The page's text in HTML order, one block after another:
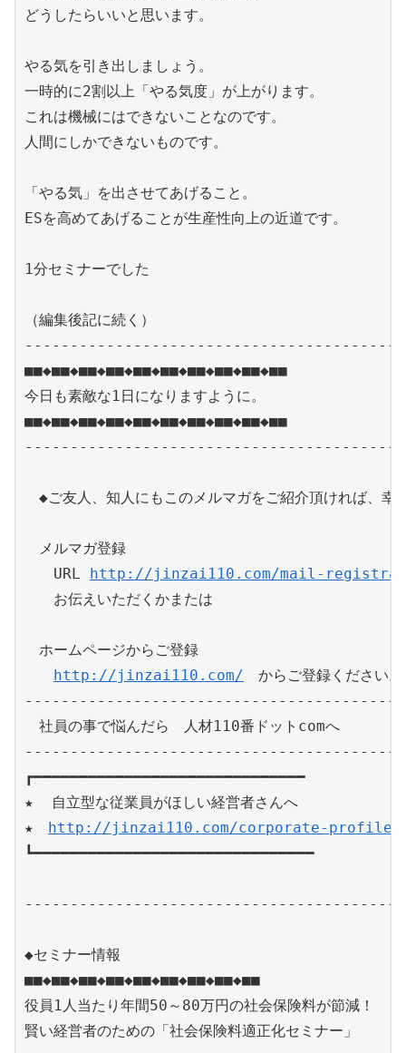
どうしたらいいと思います。
やる気を引き出しましょう。
一時的に2割以上「やる気度」が上がります。
これは機械にはできないことなのです。
人間にしかできないものです。
「やる気」を出させてあげること。
ESを高めてあげることが生産性向上の近道です。
1分セミナーでした
（編集後記に続く）
■■◆■■◆■■◆■■◆■■◆■■◆■■◆■■◆■■◆■■
今日も素敵な1日になりますように。
■■◆■■◆■■◆■■◆■■◆■■◆■■◆■■◆■■◆■■
◆ご友人、知人にもこのメルマガをご紹介頂ければ、幸
メルマガ登録
URL
http://jinzai110.com/mail-
お伝えいただくかまたは
ホームページからご登録
http://jinzai110.com/ からご登録ください。
社員の事で悩んだら　人材110番ドット
┏━━━━━━━━━━━━━━━━━━━━━━━━━━━━━━
★  自立型な従業員がほしい経営者さんへ
★
http://jinzai110.com/corporate-profile
┗━━━━━━━━━━━━━━━━━━━━━━━━━━━━━━━
◆セミナー情報
■■◆■■◆■■◆■■◆■■◆■■◆■■◆■■◆■■
役員1人当たり年間50～80万円の社会保険料が節減！
賢い経営者のための「社会保険料適正化セミナー」